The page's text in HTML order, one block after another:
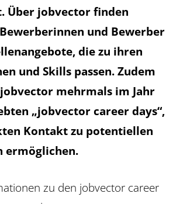
Über jobvector finden
und Bewerber
die zu ihren
und Skills passen. Zudem
mehrmals im Jahr
„jobvector career days“,
Kontakt zu potentiellen
ermöglichen.
zu den jobvector career